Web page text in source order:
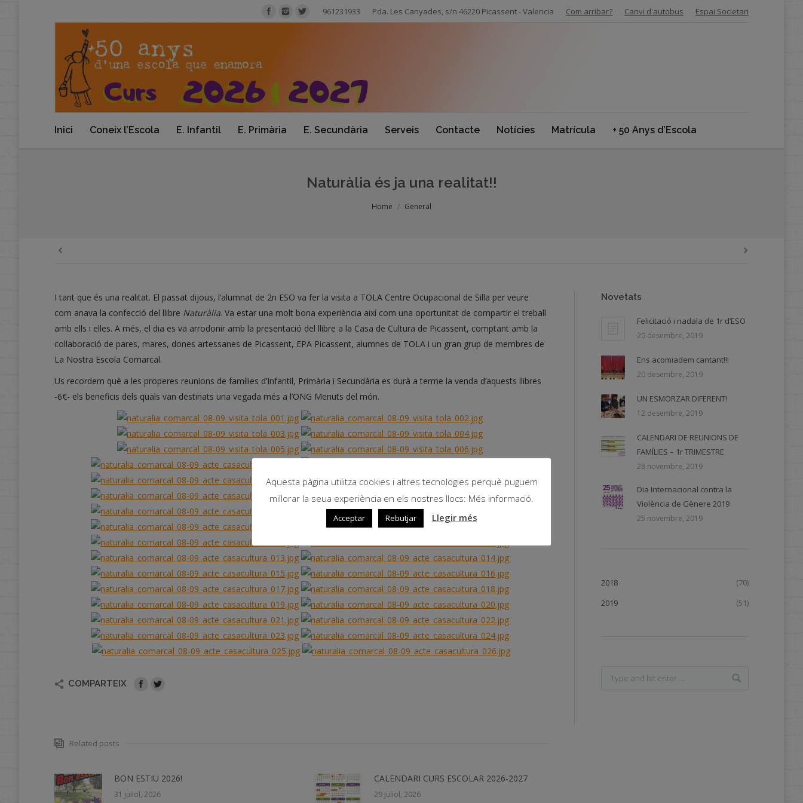
961231933 Pda. Les Canyades, s/n 46220 Picassent - Valencia Com arribar? Canvi d'autobus Espai Societari
Inici Coneix l’Escola E. Infantil E. Primària E. Secundària Serveis Contacte Notícies Matrícula + 50 Anys d’Escola
Naturàlia és ja una realitat!!
Home General
I tant que és una realitat. El passat dijous, l’alumnat de 2n ESO va fer la visita a TOLA Centre Ocupacional de Silla per veure
com anava la confecció del llibre Naturàlia. Va estar una molt bona experiència així com una oportunitat de compartir el treball
amb ells i elles. A més, el dia es va arrodonir amb la presentació del llibre a la Casa de Cultura de Picassent, comptant amb la
col·laboració de pares, mares, dones artessanes de Picassent, EPA Picassent, alumnes de TOLA i un gran grup de membres de
La Nostra Escola Comarcal.
Us recordem què a les properes reunions de famílies d’Infantil, Primària i Secundària es durà a terme la venda d’aquests llibres
-6€- els beneficis dels quals van destinats una vegada més a l’ONG Menuts del món.
COMPARTEIX
Related posts
BON ESTIU 2026!
31 juliol, 2026
CALENDARI CURS ESCOLAR 2026-2027
29 juliol, 2026
Novetats
Felicitació i nadala de 1r d’ESO
20 desembre, 2019
Ens acomiadem cantant!!!
20 desembre, 2019
UN ESMORZAR DIFERENT!
12 desembre, 2019
CALENDARI DE REUNIONS DE
FAMÍLIES – 1r TRIMESTRE
28 novembre, 2019
Dia Internacional contra la
Violència de Gènere 2019
25 novembre, 2019
2018
(70)
2019
(51)
Aquesta pàgina utilitza cookies i altres tecnologies perquè puguem
millorar la seua experiència en els nostres llocs: Més informació.
Acceptar Rebutjar Llegir més